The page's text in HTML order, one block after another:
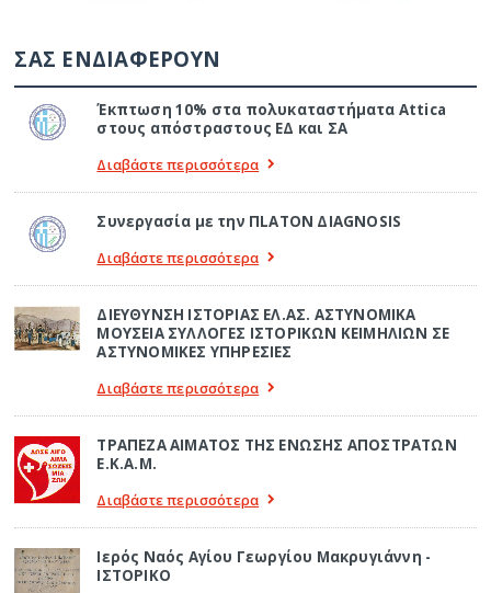
ΣΑΣ ΕΝΔΙΑΦΕΡΟΥΝ
Έκπτωση 10% στα πολυκαταστήματα Attica
στους απόστραστους ΕΔ και ΣΑ
Διαβάστε περισσότερα
Συνεργασία με την ΠLATON ΔIAGNOSIS
Διαβάστε περισσότερα
ΔΙΕΥΘΥΝΣΗ ΙΣΤΟΡΙΑΣ ΕΛ.ΑΣ. ΑΣΤΥΝΟΜΙΚΑ
ΜΟΥΣΕΙΑ ΣΥΛΛΟΓΕΣ ΙΣΤΟΡΙΚΩΝ ΚΕΙΜΗΛΙΩΝ ΣΕ
ΑΣΤΥΝΟΜΙΚΕΣ ΥΠΗΡΕΣΙΕΣ
Διαβάστε περισσότερα
ΤΡΑΠΕΖΑ ΑΙΜΑΤΟΣ ΤΗΣ ΕΝΩΣΗΣ ΑΠΟΣΤΡΑΤΩΝ
Ε.Κ.Α.Μ.
Διαβάστε περισσότερα
Ιερός Ναός Αγίου Γεωργίου Μακρυγιάννη -
ΙΣΤΟΡΙΚΟ